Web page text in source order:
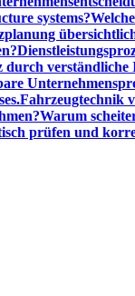
systems?
durch
Fahrzeugtechnik
Warum
prüfen und